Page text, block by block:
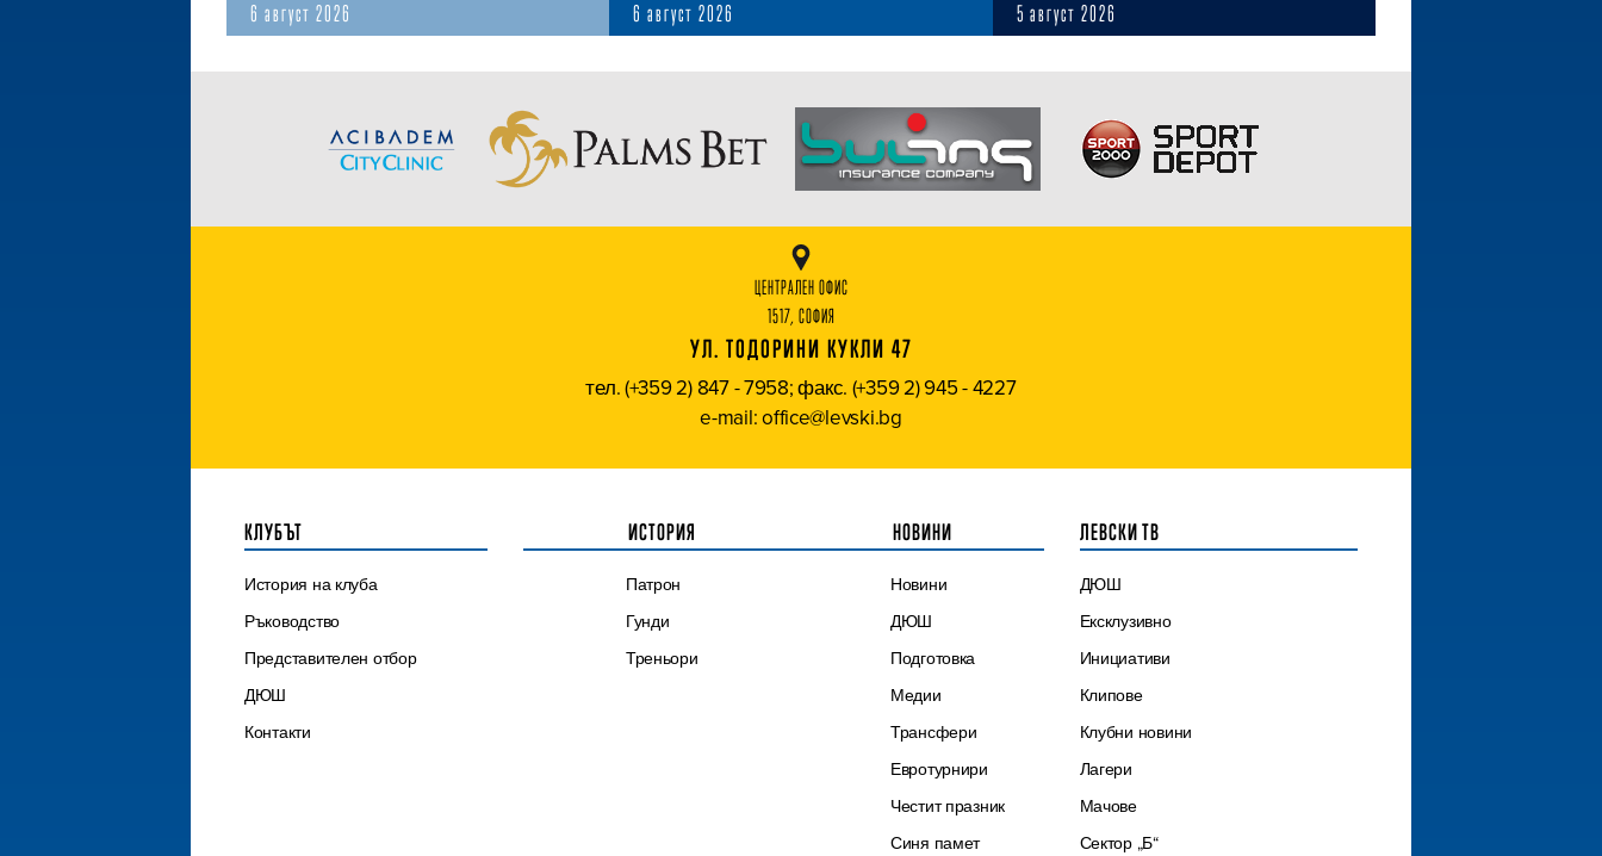
6 август 2026 6 август 2026 5 август 2026
ЦЕНТРАЛЕН ОФИС
1517, СОФИЯ
УЛ. ТОДОРИНИ КУКЛИ 47
тел. (+359 2) 847 - 7958; факс. (+359 2) 945 - 4227
e-mail: office@levski.bg
КЛУБЪТ
История на клуба
Ръководство
Представителен отбор
ДЮШ
Контакти
ИСТОРИЯ
Патрон
Гунди
Треньори
НОВИНИ
Новини
ДЮШ
Подготовка
Медии
Трансфери
Евротурнири
Честит празник
Синя памет
ЛЕВСКИ ТВ
ДЮШ
Ексклузивно
Инициативи
Клипове
Клубни новини
Лагери
Мачове
Сектор „Б“